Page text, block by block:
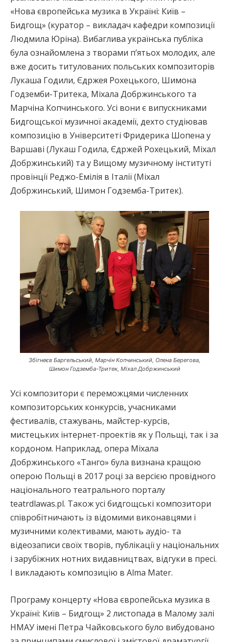
«Нова європейська музика в Україні: Київ –
Бидгощ» (куратор – викладач кафедри композиції
Людмила Юріна). Вибаглива українська публіка
була ознайомлена з творами п’ятьох молодих, але
вже досить титулованих польських композиторів
Лукаша Годили, Єдржея Рохецького, Шимона
Годземби-Тритека, Міхала Добржинського та
Марчіна Копчинського. Усі вони є випускниками
Бидгощської музичної академії, дехто студіював
композицію в Університеті Фридерика Шопена у
Варшаві (Лукаш Годила, Єдржей Рохецький, Міхал
Добржинський) та у Вищому музичному інституті
провінції Реджо-Емілія в Італії (Міхал
Добржинський, Шимон Годземба-Тритек).
Збігнеєв Баргельський, Марчін Копчинський, Олена Берегова,
Шимон Годземба-Тритек, Міхал Добржинський
Усі композитори є переможцями численних
композиторських конкурсів, учасниками
фестивалів, стажувань, майстер-курсів,
мистецьких інтернет-проектів як у Польщі, так і за
кордоном. Наприклад, опера Міхала
Добржинського «Танго» була визнана кращою
оперою Польщі в 2017 році за версією провідного
національного театрального порталу
teatrdlawas.pl. Також усі бидгощські композитори
співробітничають із відомими виконавцями і
музичними колективами, мають аудіо- та
відеозаписи своїх творів, публікації у національних
і зарубіжних нотних видавництвах, відгуки в пресі.
І викладають композицію в Alma Mater.
Програму концерту «Нова європейська музика в
Україні: Київ – Бидгощ» 2 листопада в Малому залі
НМАУ імені Петра Чайковського було вибудовано